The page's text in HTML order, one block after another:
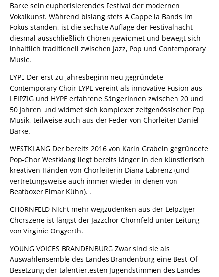
Barke sein euphorisierendes Festival der modernen
Vokalkunst. Während bislang stets A Cappella Bands im
Fokus standen, ist die sechste Auflage der Festivalnacht
diesmal ausschließlich Chören gewidmet und bewegt sich
inhaltlich traditionell zwischen Jazz, Pop und Contemporary
Music.
LYPE Der erst zu Jahresbeginn neu gegründete
Contemporary Choir LYPE vereint als innovative Fusion aus
LEIPZIG und HYPE erfahrene SängerInnen zwischen 20 und
50 Jahren und widmet sich komplexer zeitgenössischer Pop
Musik, teilweise auch aus der Feder von Chorleiter Daniel
Barke.
WESTKLANG Der bereits 2016 von Karin Grabein gegründete
Pop-Chor Westklang liegt bereits länger in den künstlerisch
kreativen Händen von Chorleiterin Diana Labrenz (und
vertretungsweise auch immer wieder in denen von
Beatboxer Elmar Kühn). .
CHORNFELD Nicht mehr wegzudenken aus der Leipziger
Chorszene ist längst der Jazzchor Chornfeld unter Leitung
von Virginie Ongyerth.
YOUNG VOICES BRANDENBURG Zwar sind sie als
Auswahlensemble des Landes Brandenburg eine Best-Of-
Besetzung der talentiertesten Jugendstimmen des Landes